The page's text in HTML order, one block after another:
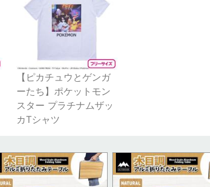
【ピカチュウとゲンガ
ーたち】ポケットモン
スター プラチナムザッ
カTシャツ